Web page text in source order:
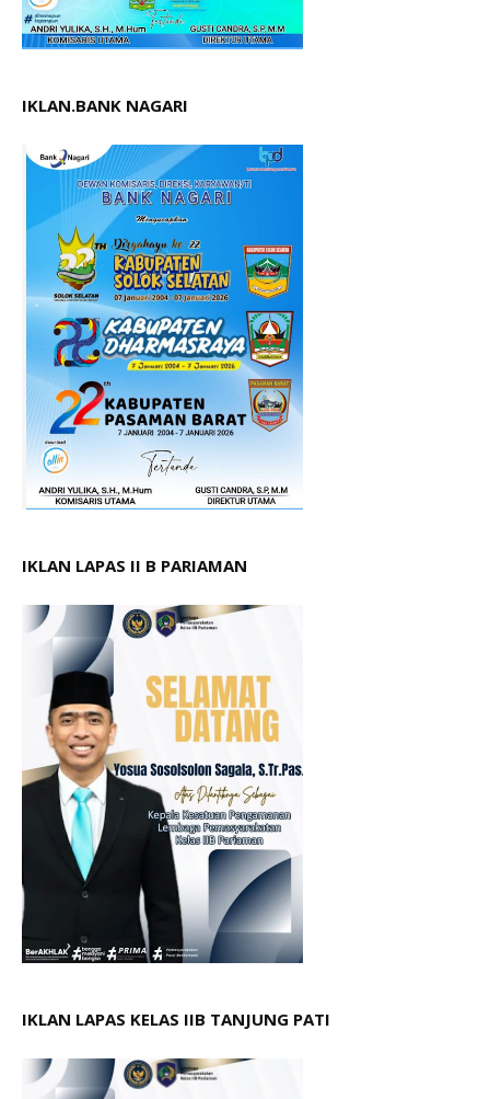
IKLAN.BANK NAGARI
IKLAN LAPAS II B PARIAMAN
IKLAN LAPAS KELAS IIB TANJUNG PATI